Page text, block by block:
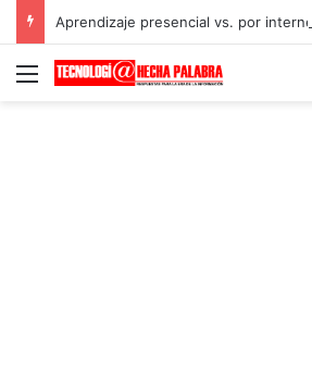
Aprendizaje presencial vs. por internet
Menú